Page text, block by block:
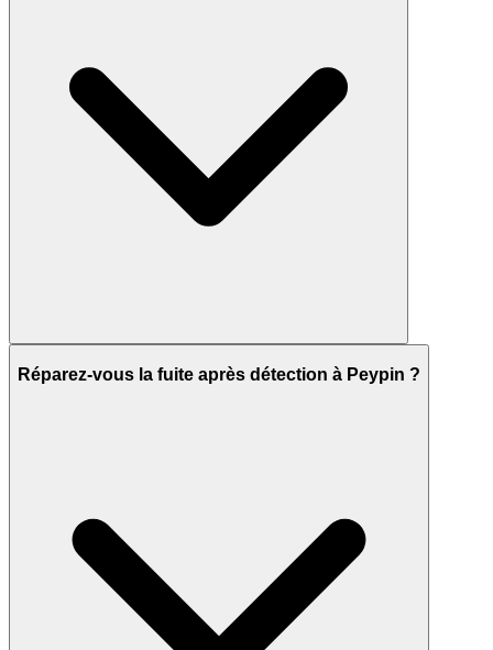
Réparez-vous la fuite après détection à Peypin ?